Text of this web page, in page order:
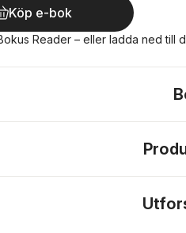
Köp e-bok
Reader – eller ladda ned till